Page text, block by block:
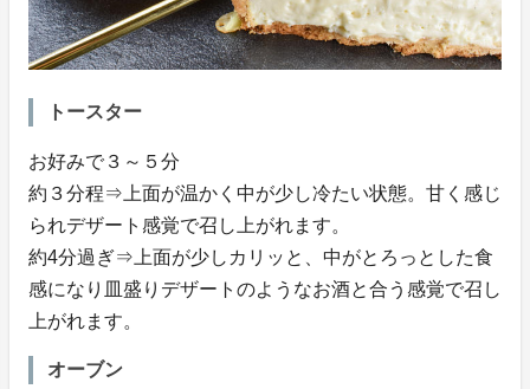
トースター
お好みで３～５分
約３分程⇒上面が温かく中が少し冷たい状態。甘く感じ
られデザート感覚で召し上がれます。
約4分過ぎ⇒上面が少しカリッと、中がとろっとした食
感になり皿盛りデザートのようなお酒と合う感覚で召し
上がれます。
オーブン